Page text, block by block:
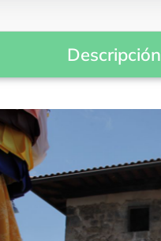
Descripción